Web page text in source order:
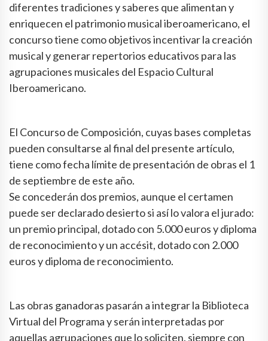
diferentes tradiciones y saberes que alimentan y
enriquecen el patrimonio musical iberoamericano, el
concurso tiene como objetivos incentivar la creación
musical y generar repertorios educativos para las
agrupaciones musicales del Espacio Cultural
Iberoamericano.
El Concurso de Composición, cuyas bases completas
pueden consultarse al final del presente artículo,
tiene como fecha límite de presentación de obras el 1
de septiembre de este año.
Se concederán dos premios, aunque el certamen
puede ser declarado desierto si así lo valora el jurado:
un premio principal, dotado con 5.000 euros y diploma
de reconocimiento y un accésit, dotado con 2.000
euros y diploma de reconocimiento.
Las obras ganadoras pasarán a integrar la Biblioteca
Virtual del Programa y serán interpretadas por
aquellas agrupaciones que lo soliciten, siempre con